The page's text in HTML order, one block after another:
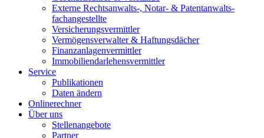
Externe Rechtsanwalts-, Notar- & Patentanwalts­
fachangestellte
Versicherungsvermittler
Vermögensverwalter & Haftungsdächer
Finanzanlagenvermittler
Immobiliendarlehensvermittler
Service
Publikationen
Daten ändern
Onlinerechner
Über uns
Stellenangebote
Partner